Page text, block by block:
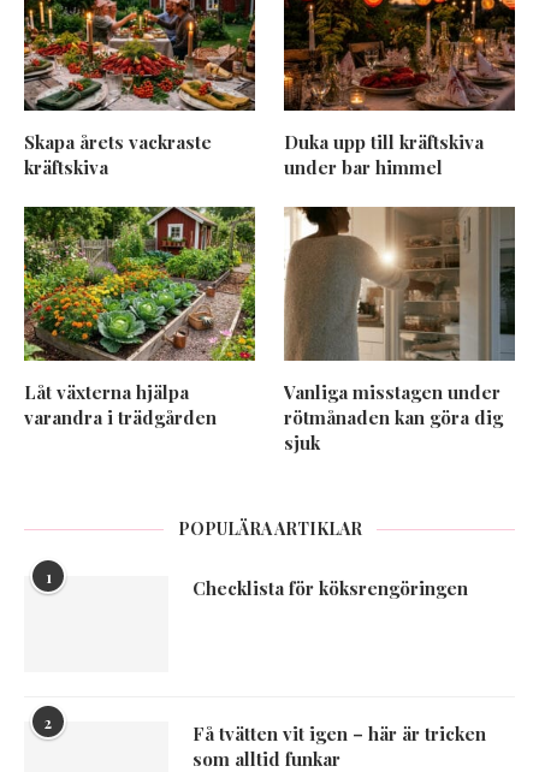
Skapa årets vackraste
kräftskiva
Duka upp till kräftskiva
under bar himmel
Låt växterna hjälpa
varandra i trädgården
Vanliga misstagen under
rötmånaden kan göra dig
sjuk
POPULÄRA ARTIKLAR
1 Checklista för köksrengöringen
2
Få tvätten vit igen – här är tricken
som alltid funkar